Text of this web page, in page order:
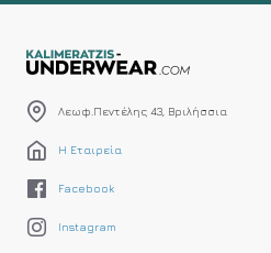
Λεωφ.Πεντέλης 43, Βριλήσσια
Η Εταιρεία
Facebook
Instagram